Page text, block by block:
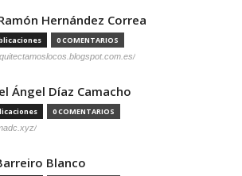
Hernández Correa
0 COMENTARIOS
Ángel Díaz Camacho
0 COMENTARIOS
Blanco